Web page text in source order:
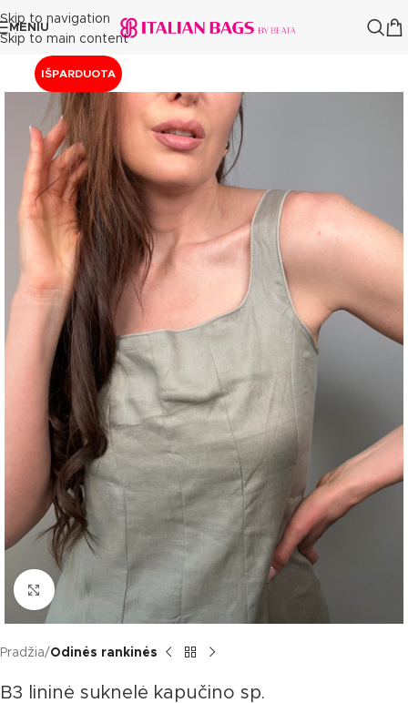
Skip to navigation
Skip to main content
MENIU
IŠPARDUOTA
Click to enlarge
Pradžia Odinės rankinės
B3 lininė suknelė kapučino sp.